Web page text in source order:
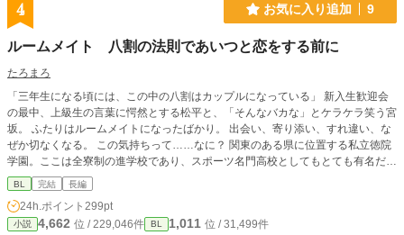
4 お気に入り追加 9
ルームメイト 八割の法則であいつと恋をする前に
たろまろ
「三年生になる頃には、この中の八割はカップルになっている」 新入生歓迎会
の最中、上級生の言葉に愕然とする松平と、「そんなバカな」とケラケラ笑う宮
坂。 ふたりはルームメイトになったばかり。 出会い、寄り添い、すれ違い、な
ぜか切なくなる。 この気持ちって……なに？ 関東のある県に位置する私立徳院
学園。ここは全寮制の進学校であり、スポーツ名門高校としてもとても有名だ。
大学進学や部活動に専念したい普通科の生徒も多数入寮している。 モットーは
『共同生活を営む中で、自立心と仲間を大切にする心を育む』 中学時代に人間
関係で失敗した松平は、不安を抱えたまま己があてがわれた部屋をノックした。
ルームメイト・宮坂春紀とうまくやっていけるだろうか……。 松平×宮坂 のふ
BL 完結 長編
24h.ポイント 299pt
小説 4,662 位 / 229,046件 BL 1,011 位 / 31,499件